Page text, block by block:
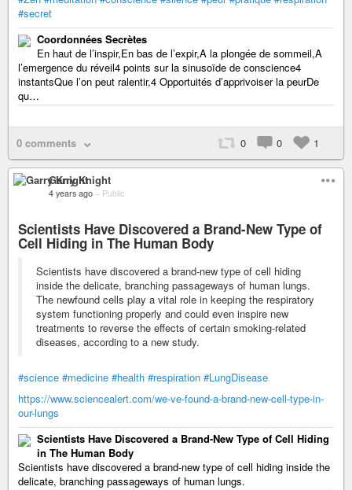
#secret
Coordonnées Secrètes
En haut de l’inspir,En bas de l’expir,A la plongée de sommeil,A
l’emergence du réveil4 points sur la sinusoïde de conscience4
instantsQue l’on peut ralentir,4 Opportuités d’apprivoiser la peurDe
qu…
0 comments 0 0 1
Garry Knight
4 years ago – Public
Scientists Have Discovered a Brand-New Type of
Cell Hiding in The Human Body
Scientists have discovered a brand-new type of cell hiding
inside the delicate, branching passageways of human lungs.
The newfound cells play a vital role in keeping the respiratory
system functioning properly and could even inspire new
treatments to reverse the effects of certain smoking-related
diseases, according to a new study.
#science #medicine #health #respiration #LungDisease
https://www.sciencealert.com/we-ve-found-a-brand-new-cell-type-in-
our-lungs
Scientists Have Discovered a Brand-New Type of Cell Hiding
in The Human Body
Scientists have discovered a brand-new type of cell hiding inside the
delicate, branching passageways of human lungs.